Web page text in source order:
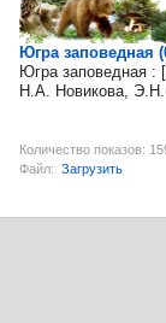
Югра заповедная
Югра заповедная :
Н.А. Новикова,
Количество показов:
Файл: Загрузить